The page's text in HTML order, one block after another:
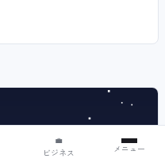
💼
ビジネス
メニュー